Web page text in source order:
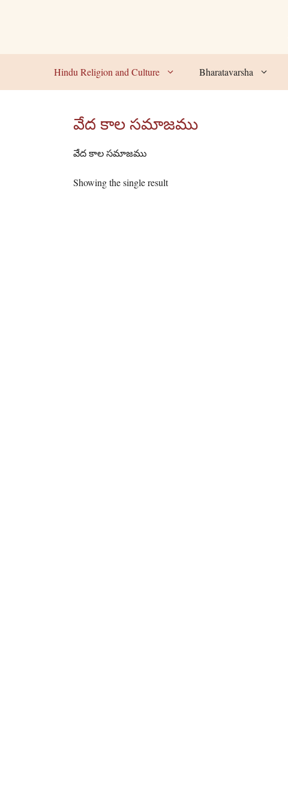
Hindu Religion and Culture Bharatavarsha
వేద కాల సమాజము
వేద కాల సమాజము
Showing the single result